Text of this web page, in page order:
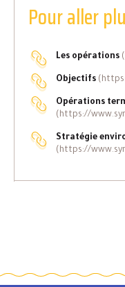
Pour aller
Les opérations
Objectifs
Opérations
(https://
Stratégie
(https://